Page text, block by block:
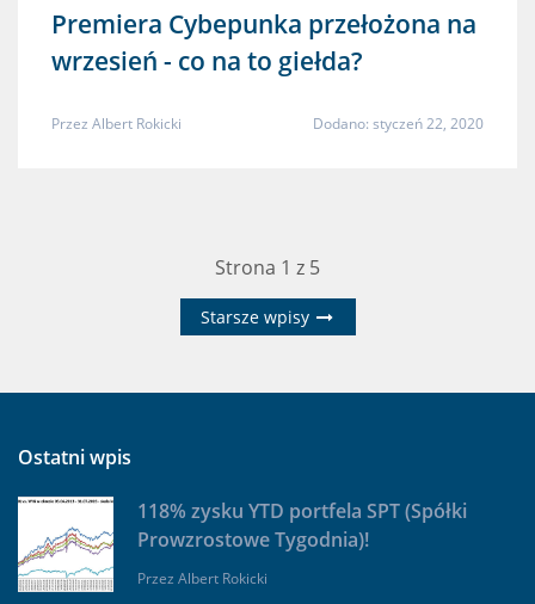
Premiera Cybepunka przełożona na
wrzesień - co na to giełda?
Przez Albert Rokicki Dodano: styczeń 22, 2020
Strona 1 z 5
Starsze wpisy
Ostatni wpis
118% zysku YTD portfela SPT (Spółki
Prowzrostowe Tygodnia)!
Przez Albert Rokicki